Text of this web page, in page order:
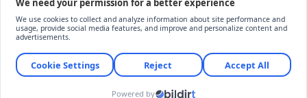
© ShiftDelete.Net